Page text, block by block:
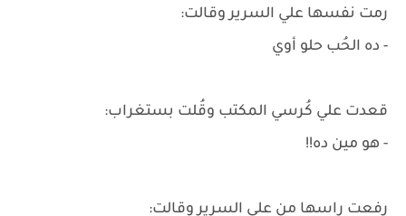
رمت نفسها علي السرير وقالت:
- ده الحُب حلو أوي
قعدت علي كُرسي المكتب وقُلت بستغراب:
- هو مين ده!!
رفعت راسها من علي السرير وقالت: